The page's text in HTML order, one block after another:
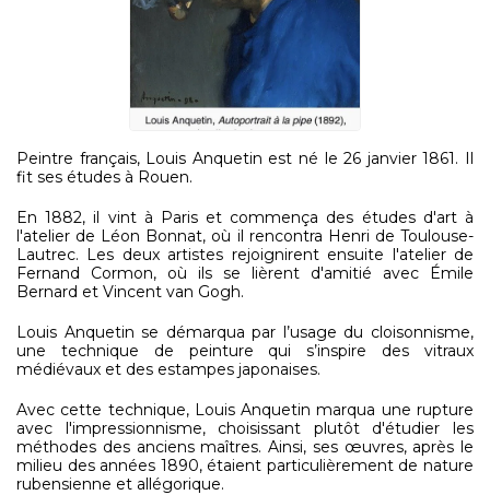
Peintre français, Louis Anquetin est né le 26 janvier 1861. Il
fit ses études à Rouen.
En 1882, il vint à Paris et commença des études d'art à
l'atelier de Léon Bonnat, où il rencontra Henri de Toulouse-
Lautrec. Les deux artistes rejoignirent ensuite l'atelier de
Fernand Cormon, où ils se lièrent d'amitié avec Émile
Bernard et Vincent van Gogh.
Louis Anquetin se démarqua par l’usage du cloisonnisme,
une technique de peinture qui s’inspire des vitraux
médiévaux et des estampes japonaises.
Avec cette technique, Louis Anquetin marqua une rupture
avec l'impressionnisme, choisissant plutôt d'étudier les
méthodes des anciens maîtres. Ainsi, ses œuvres, après le
milieu des années 1890, étaient particulièrement de nature
rubensienne et allégorique.